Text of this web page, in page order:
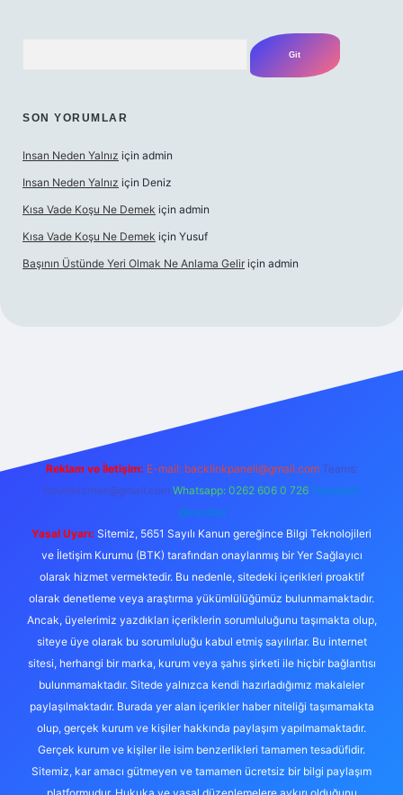
SON YORUMLAR
Insan Neden Yalnız için admin
Insan Neden Yalnız için Deniz
Kısa Vade Koşu Ne Demek için admin
Kısa Vade Koşu Ne Demek için Yusuf
Başının Üstünde Yeri Olmak Ne Anlama Gelir için admin
Reklam ve İletişim: E-mail: backlinkpaneli@gmail.com Teams:
forumhizmeti@gmail.com Whatsapp: 0262 606 0 726 Telegram:
@karabul
Yasal Uyarı: Sitemiz, 5651 Sayılı Kanun gereğince Bilgi Teknolojileri
ve İletişim Kurumu (BTK) tarafından onaylanmış bir Yer Sağlayıcı
olarak hizmet vermektedir. Bu nedenle, sitedeki içerikleri proaktif
olarak denetleme veya araştırma yükümlülüğümüz bulunmamaktadır.
Ancak, üyelerimiz yazdıkları içeriklerin sorumluluğunu taşımakta olup,
siteye üye olarak bu sorumluluğu kabul etmiş sayılırlar. Bu internet
sitesi, herhangi bir marka, kurum veya şahıs şirketi ile hiçbir bağlantısı
bulunmamaktadır. Sitede yalnızca kendi hazırladığımız makaleler
paylaşılmaktadır. Burada yer alan içerikler haber niteliği taşımamakta
olup, gerçek kurum ve kişiler hakkında paylaşım yapılmamaktadır.
Gerçek kurum ve kişiler ile isim benzerlikleri tamamen tesadüfidir.
Sitemiz, kar amacı gütmeyen ve tamamen ücretsiz bir bilgi paylaşım